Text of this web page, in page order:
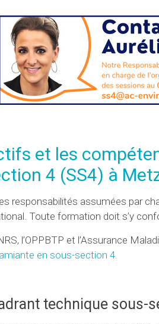
et les
4 (SS4) à
responsabilités assumées par
Toute formation doit s’y
l’OPPBTP et l’Assurance
en sous-section 4.
technique sous-